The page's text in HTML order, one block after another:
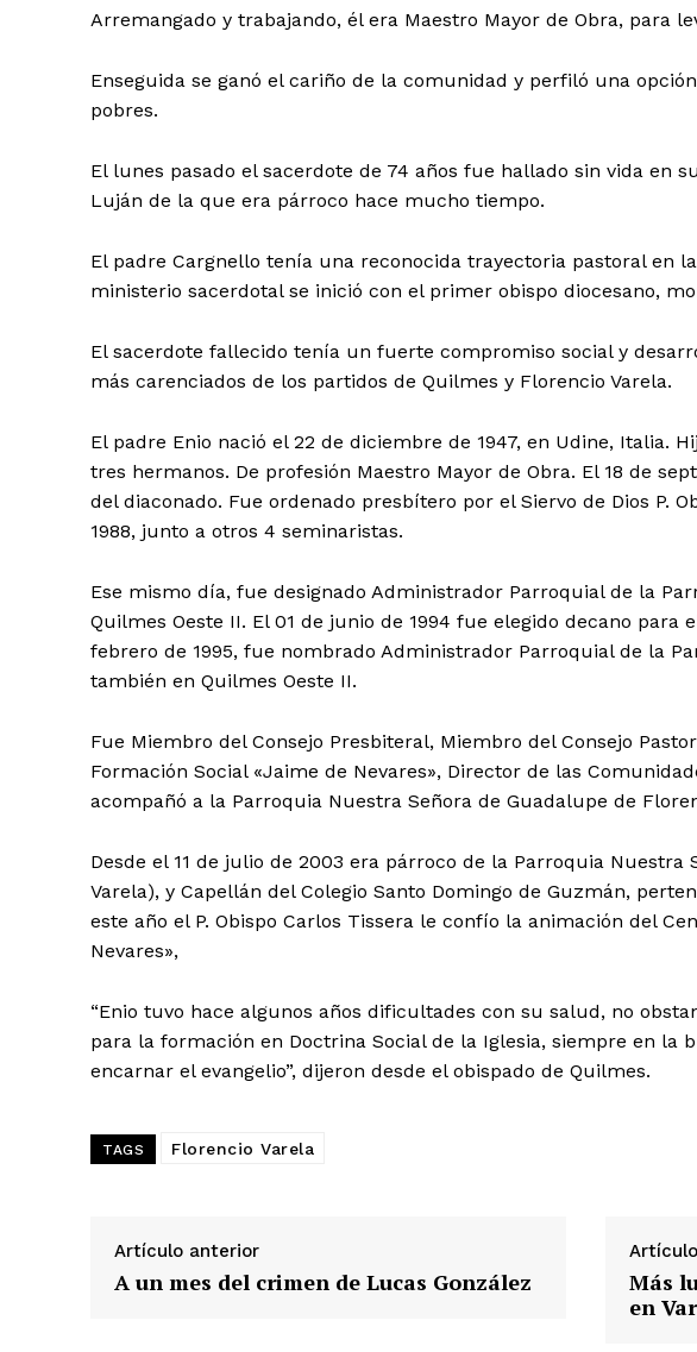
Arremangado y trabajando, él era Maestro Mayor de Obra, para
Enseguida se ganó el cariño de la comunidad y perfiló una
pobres.
El lunes pasado el sacerdote de 74 años fue hallado sin vida en
Luján de la que era párroco hace mucho tiempo.
El padre Cargnello tenía una reconocida trayectoria pastoral en
ministerio sacerdotal se inició con el primer obispo diocesano,
El sacerdote fallecido tenía un fuerte compromiso social y
más carenciados de los partidos de Quilmes y Florencio Varela.
El padre Enio nació el 22 de diciembre de 1947, en Udine, Italia.
tres hermanos. De profesión Maestro Mayor de Obra. El 18 de
del diaconado. Fue ordenado presbítero por el Siervo de Dios P.
1988, junto a otros 4 seminaristas.
Ese mismo día, fue designado Administrador Parroquial de la
Quilmes Oeste II. El 01 de junio de 1994 fue elegido decano para
febrero de 1995, fue nombrado Administrador Parroquial de la
también en Quilmes Oeste II.
Fue Miembro del Consejo Presbiteral, Miembro del Consejo
Formación Social «Jaime de Nevares», Director de las
acompañó a la Parroquia Nuestra Señora de Guadalupe de
Desde el 11 de julio de 2003 era párroco de la Parroquia Nuestra
Varela), y Capellán del Colegio Santo Domingo de Guzmán,
este año el P. Obispo Carlos Tissera le confío la animación del
Nevares»,
“Enio tuvo hace algunos años dificultades con su salud, no
para la formación en Doctrina Social de la Iglesia, siempre en la
encarnar el evangelio”, dijeron desde el obispado de Quilmes.
TAGS Florencio Varela
Artículo anterior
A un mes del crimen de Lucas González
Más
en